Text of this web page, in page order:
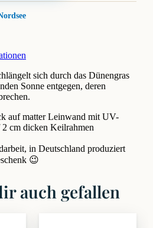
sich durch das Dünengras
Sonne entgegen, deren
auf matter Leinwand mit UV-
cm dicken Keilrahmen
in Deutschland produziert
😉
auch gefallen